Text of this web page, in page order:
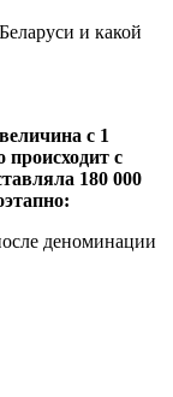
с 1
происходит с
180 000
деноминации